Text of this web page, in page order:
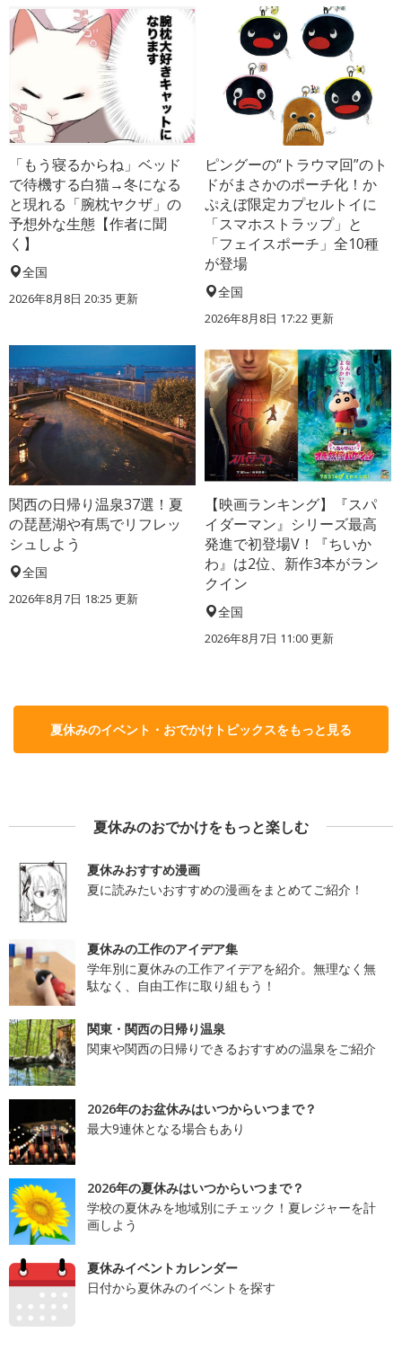
「もう寝るからね」ベッド
で待機する白猫→冬になる
と現れる「腕枕ヤクザ」の
予想外な生態【作者に聞
く】
全国
2026年8月8日 20:35 更新
ピングーの“トラウマ回”のト
ドがまさかのポーチ化！か
ぷえぼ限定カプセルトイに
「スマホストラップ」と
「フェイスポーチ」全10種
が登場
全国
2026年8月8日 17:22更新
関西の日帰り温泉37選！夏
の琵琶湖や有馬でリフレッ
シュしよう
全国
2026年8月7日 18:25 更新
【映画ランキング】『スパ
イダーマン』シリーズ最高
発進で初登場V！『ちいか
わ』は2位、新作3本がラン
クイン
全国
2026年8月7日 11:00更新
夏休みのイベント・おでかけトピックスをもっと見る
夏休みのおでかけをもっと楽しむ
夏休みおすすめ漫画
夏に読みたいおすすめの漫画をまとめてご紹介！
夏休みの工作のアイデア集
学年別に夏休みの工作アイデアを紹介。無理なく無
駄なく、自由工作に取り組もう！
関東・関西の日帰り温泉
関東や関西の日帰りできるおすすめの温泉をご紹介
2026年のお盆休みはいつからいつまで？
最大9連休となる場合もあり
2026年の夏休みはいつからいつまで？
学校の夏休みを地域別にチェック！夏レジャーを計
画しよう
夏休みイベントカレンダー
日付から夏休みのイベントを探す